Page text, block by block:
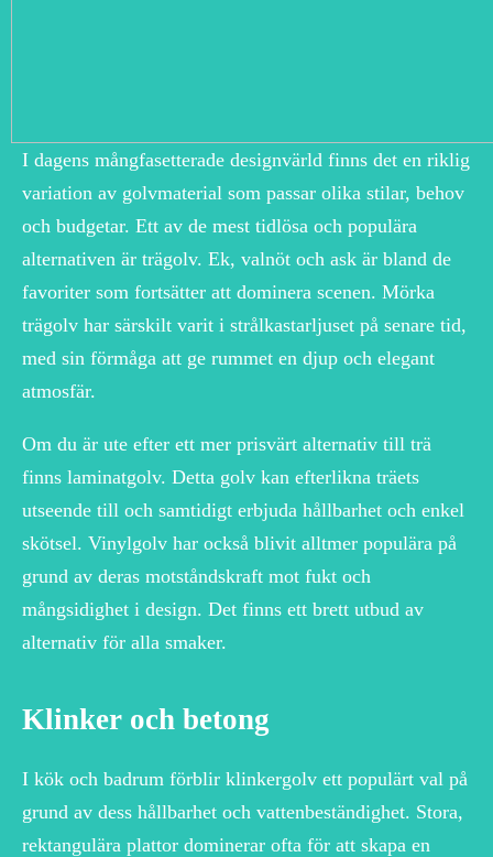
I dagens mångfasetterade designvärld finns det en riklig
variation av golvmaterial som passar olika stilar, behov
och budgetar. Ett av de mest tidlösa och populära
alternativen är trägolv. Ek, valnöt och ask är bland de
favoriter som fortsätter att dominera scenen. Mörka
trägolv har särskilt varit i strålkastarljuset på senare tid,
med sin förmåga att ge rummet en djup och elegant
atmosfär.
Om du är ute efter ett mer prisvärt alternativ till trä
finns laminatgolv. Detta golv kan efterlikna träets
utseende till och samtidigt erbjuda hållbarhet och enkel
skötsel. Vinylgolv har också blivit alltmer populära på
grund av deras motståndskraft mot fukt och
mångsidighet i design. Det finns ett brett utbud av
alternativ för alla smaker.
Klinker och betong
I kök och badrum förblir klinkergolv ett populärt val på
grund av dess hållbarhet och vattenbeständighet. Stora,
rektangulära plattor dominerar ofta för att skapa en